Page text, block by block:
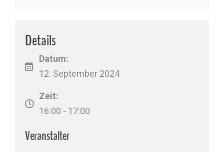
Details
Datum:
12. September 2024
Zeit:
16:00 - 17:00
Veranstalter